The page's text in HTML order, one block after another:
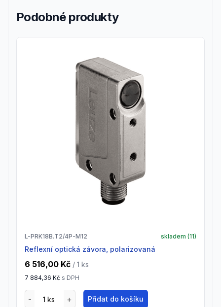
Podobné produkty
L-PRK18B.T2/4P-M12 skladem (11)
Reflexní optická závora, polarizovaná
6 516,00 Kč / 1 ks
7 884,36 Kč s DPH
Přidat do košíku